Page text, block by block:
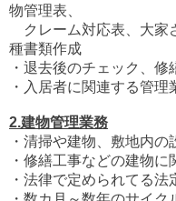
物管理表、
クレーム対応表、大家
種書類作成
・退去後のチェック、修
・入居者に関連する管理
2.建物管理業務
・清掃や建物、敷地内
・修繕工事などの建物に
・法律で定められてる法